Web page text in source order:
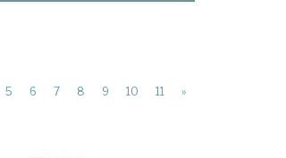
5 6 7 8 9 10 11 »